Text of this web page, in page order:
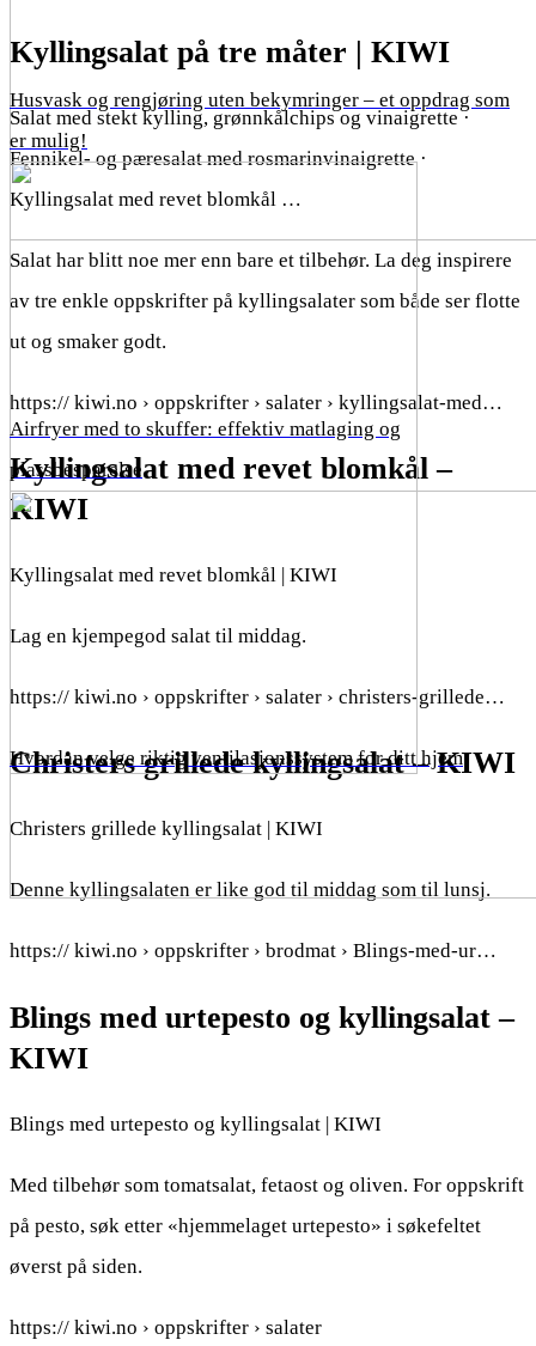
Husvask og rengjøring uten bekymringer – et oppdrag som
er mulig!
Airfryer med to skuffer: effektiv matlaging og
plassbesparelse
Hvordan velge riktig ventilasjonssystem for ditt hjem
Kyllingsalat på tre måter | KIWI
Salat med stekt kylling, grønnkålchips og vinaigrette ·
Fennikel- og pæresalat med rosmarinvinaigrette ·
Kyllingsalat med revet blomkål …
Salat har blitt noe mer enn bare et tilbehør. La deg inspirere
av tre enkle oppskrifter på kyllingsalater som både ser flotte
ut og smaker godt.
https:// kiwi.no › oppskrifter › salater › kyllingsalat-med…
Kyllingsalat med revet blomkål –
KIWI
Kyllingsalat med revet blomkål | KIWI
Lag en kjempegod salat til middag.
https:// kiwi.no › oppskrifter › salater › christers-grillede…
Christers grillede kyllingsalat – KIWI
Christers grillede kyllingsalat | KIWI
Denne kyllingsalaten er like god til middag som til lunsj.
https:// kiwi.no › oppskrifter › brodmat › Blings-med-ur…
Blings med urtepesto og kyllingsalat –
KIWI
Blings med urtepesto og kyllingsalat | KIWI
Med tilbehør som tomatsalat, fetaost og oliven. For oppskrift
på pesto, søk etter «hjemmelaget urtepesto» i søkefeltet
øverst på siden.
https:// kiwi.no › oppskrifter › salater